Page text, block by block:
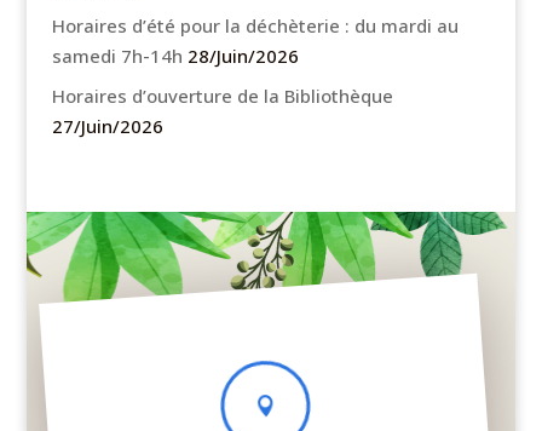
Horaires d’été pour la déchèterie : du mardi au
samedi 7h-14h 28/Juin/2026
Horaires d’ouverture de la Bibliothèque
27/Juin/2026
